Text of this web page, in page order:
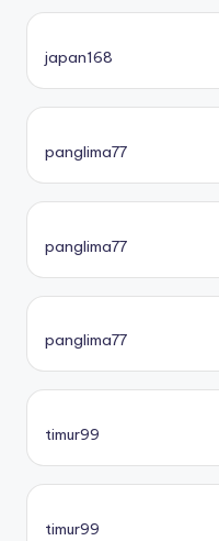
japan168
panglima77
panglima77
panglima77
timur99
timur99